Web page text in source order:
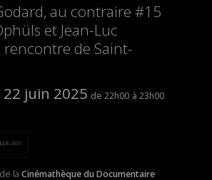
au contraire #15
et Jean-Luc
rencontre de Saint-
juin 2025
22h00 23h00
la Cinémathèque du Documentaire